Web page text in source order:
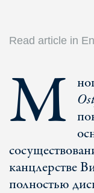
Read article in
М
канцлерстве
полностью